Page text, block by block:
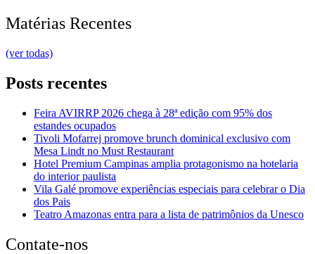
Matérias Recentes
(ver todas)
Posts recentes
Feira AVIRRP 2026 chega à 28ª edição com 95% dos
estandes ocupados
Tivoli Mofarrej promove brunch dominical exclusivo com
Mesa Lindt no Must Restaurant
Hotel Premium Campinas amplia protagonismo na hotelaria
do interior paulista
Vila Galé promove experiências especiais para celebrar o Dia
dos Pais
Teatro Amazonas entra para a lista de patrimônios da Unesco
Contate-nos